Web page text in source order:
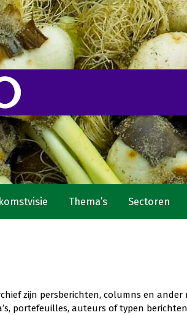
Thema’s Sectoren
zijn persberichten, columns en
portefeuilles, auteurs of typen